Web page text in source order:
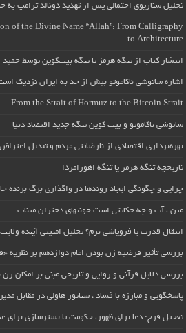
تحلیل سناریوی احتمالی پس از تهدید دونالد ترامپ به
of the Divine Name “Allah”: From Calligraphy
to Architecture
انتشار کتاب از تنگه هرمز تا تنگه بیت‌کوین توسط حمید
اشاره ساتوشی ناکاموتو بیش از حد به ایران نزدیک
From the Strait of Hormuz to the Bitcoin Strait
ساتوشی ناکاموتو و بیت کوین تنگه جدید اقتصاد دنیا
بهره‌برداری اقتصادی از نارضایتی مردم و تبدیل
تاریخچه تنگه هرمز یا تنگه اهورامزدا
چرایی و چگونگی ایجاد روندها در واگذاری برگ برنده
مین ، آب و چه حکایتی است خونبهای دختران میناب
انتقال قدرت یا فروپاشی نرم؟ تحلیل امنیتی آینده
بررسی تأثیر فرضیه زن بودن امام دوازدهم بر نظریه
بررسی دلایل قرآنی و روایی و تاریخی مبنی بر
پاسخگویی و مبارزه با فساد ، سناتور هاولی در مقابل
تعجیل فرج: دعا برای ظهور، حکومت یا بسترسازی برای